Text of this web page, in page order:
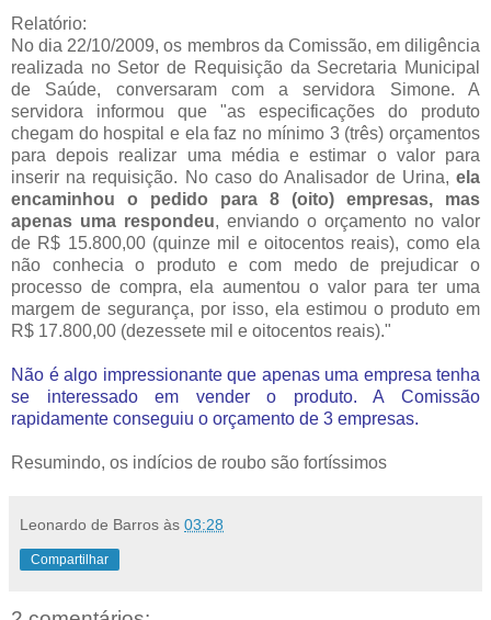
Relatório:
No dia 22/10/2009, os membros da Comissão, em diligência
realizada no Setor de Requisição da Secretaria Municipal
de Saúde, conversaram com a servidora Simone. A
servidora informou que "as especificações do produto
chegam do hospital e ela faz no mínimo 3 (três) orçamentos
para depois realizar uma média e estimar o valor para
inserir na requisição. No caso do Analisador de Urina, ela
encaminhou o pedido para 8 (oito) empresas, mas
apenas uma respondeu, enviando o orçamento no valor
de R$ 15.800,00 (quinze mil e oitocentos reais), como ela
não conhecia o produto e com medo de prejudicar o
processo de compra, ela aumentou o valor para ter uma
margem de segurança, por isso, ela estimou o produto em
R$ 17.800,00 (dezessete mil e oitocentos reais)."
Não é algo impressionante que apenas uma empresa tenha
se interessado em vender o produto. A Comissão
rapidamente conseguiu o orçamento de 3 empresas.
Resumindo, os indícios de roubo são fortíssimos
Leonardo de Barros às 03:28
Compartilhar